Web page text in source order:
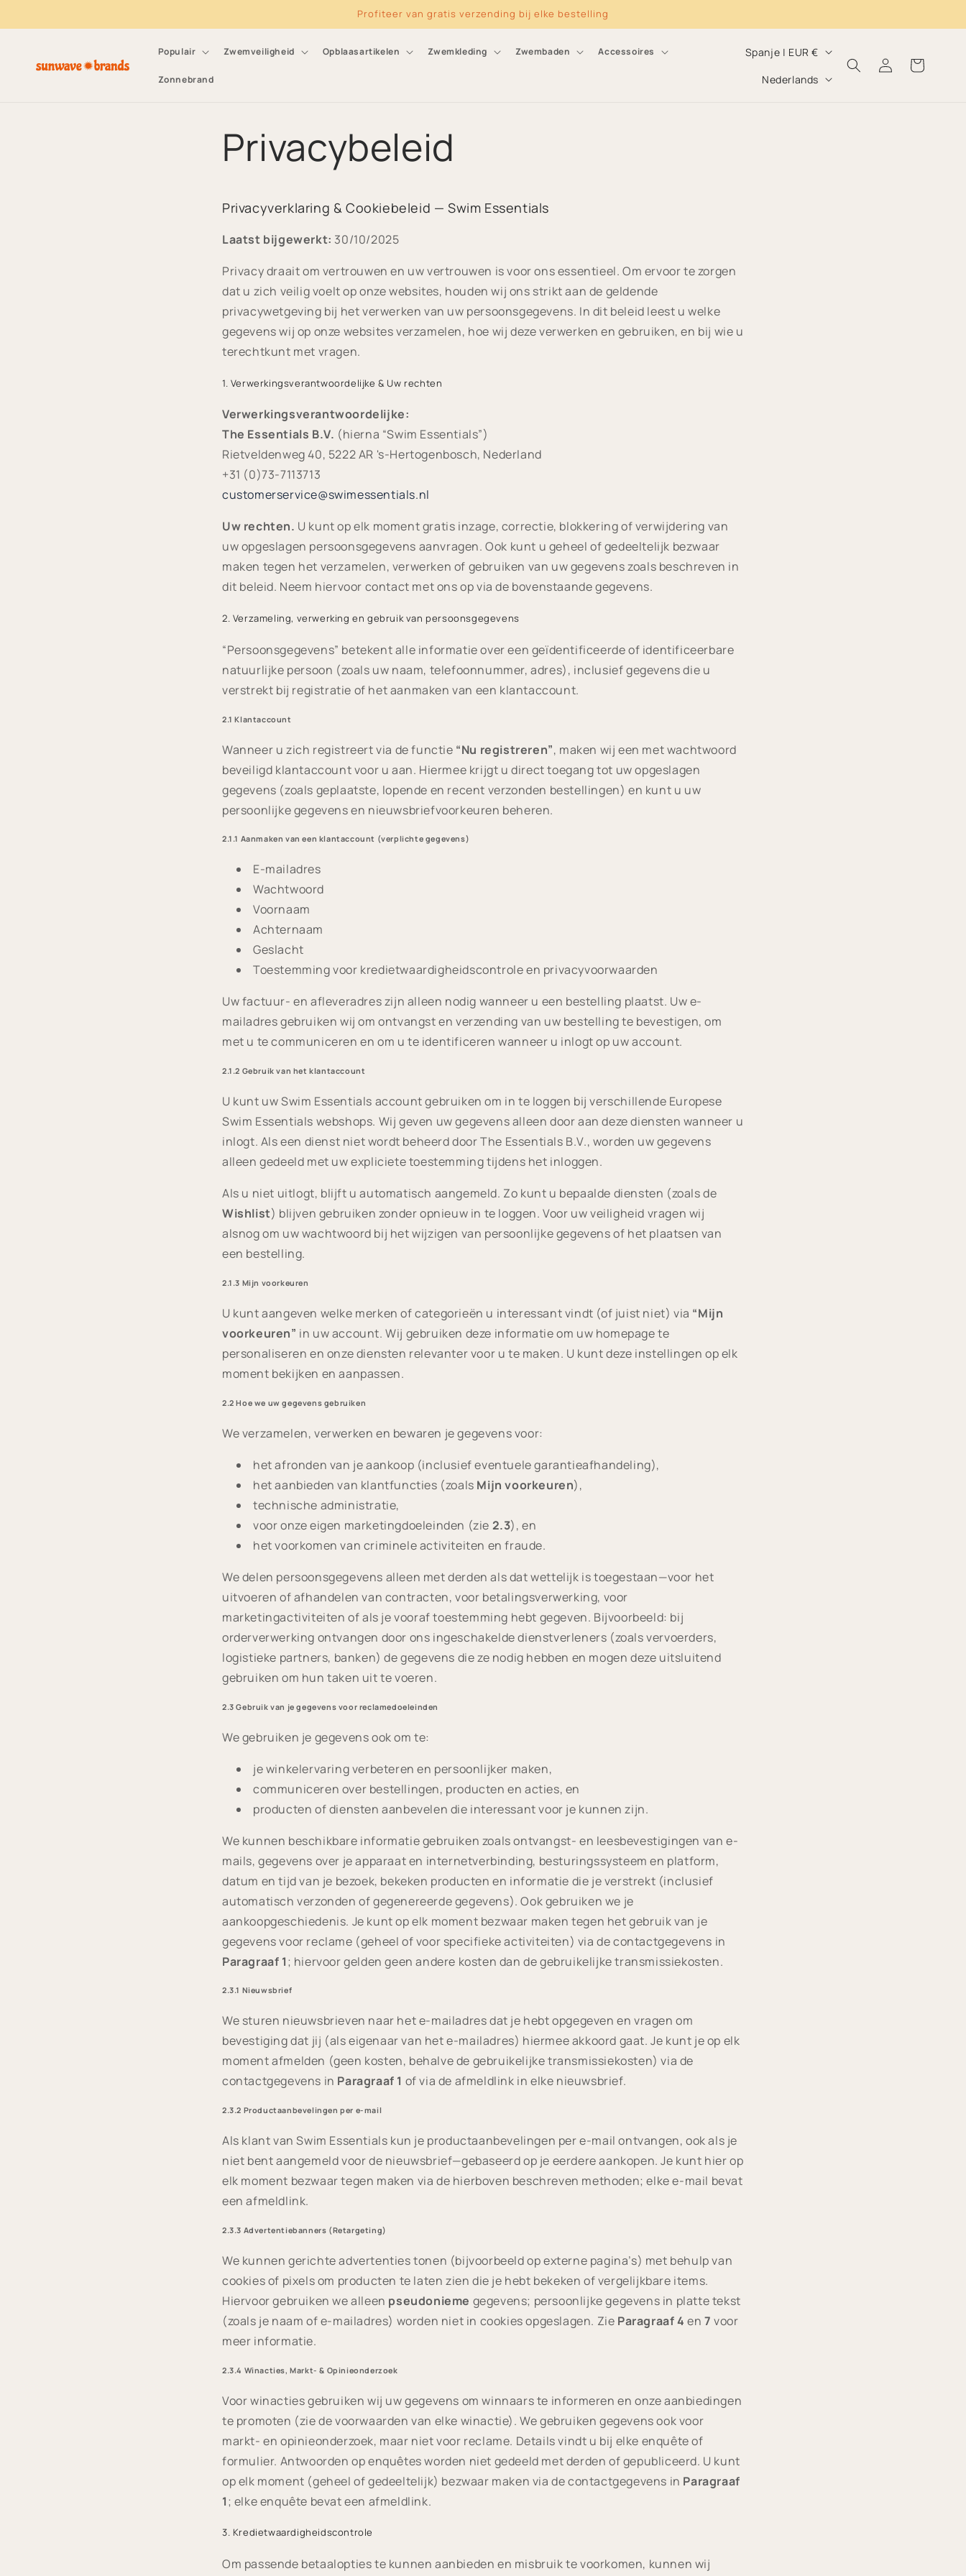
Profiteer van gratis verzending bij elke bestelling
Populair Zwemveiligheid Opblaasartikelen Zwemkleding Zwembaden Accessoires
Zonnebrand
Spanje | EUR €
TNederlands
Log
in
Winkelwagen
Privacybeleid
Privacyverklaring & Cookiebeleid — Swim Essentials
Laatst bijgewerkt: 30/10/2025
Privacy draait om vertrouwen en uw vertrouwen is voor ons essentieel. Om ervoor te zorgen
dat u zich veilig voelt op onze websites, houden wij ons strikt aan de geldende
privacywetgeving bij het verwerken van uw persoonsgegevens. In dit beleid leest u welke
gegevens wij op onze websites verzamelen, hoe wij deze verwerken en gebruiken, en bij wie u
terechtkunt met vragen.
1. Verwerkingsverantwoordelijke & Uw rechten
Verwerkingsverantwoordelijke:
The Essentials B.V. (hierna “Swim Essentials”)
Rietveldenweg 40, 5222 AR 's-Hertogenbosch, Nederland
+31 (0)73-7113713
customerservice@swimessentials.nl
Uw rechten. U kunt op elk moment gratis inzage, correctie, blokkering of verwijdering van
uw opgeslagen persoonsgegevens aanvragen. Ook kunt u geheel of gedeeltelijk bezwaar
maken tegen het verzamelen, verwerken of gebruiken van uw gegevens zoals beschreven in
dit beleid. Neem hiervoor contact met ons op via de bovenstaande gegevens.
2. Verzameling, verwerking en gebruik van persoonsgegevens
“Persoonsgegevens” betekent alle informatie over een geïdentificeerde of identificeerbare
natuurlijke persoon (zoals uw naam, telefoonnummer, adres), inclusief gegevens die u
verstrekt bij registratie of het aanmaken van een klantaccount.
2.1 Klantaccount
Wanneer u zich registreert via de functie “Nu registreren”, maken wij een met wachtwoord
beveiligd klantaccount voor u aan. Hiermee krijgt u direct toegang tot uw opgeslagen
gegevens (zoals geplaatste, lopende en recent verzonden bestellingen) en kunt u uw
persoonlijke gegevens en nieuwsbriefvoorkeuren beheren.
2.1.1 Aanmaken van een klantaccount (verplichte gegevens)
E-mailadres
Wachtwoord
Voornaam
Achternaam
Geslacht
Toestemming voor kredietwaardigheidscontrole en privacyvoorwaarden
Uw factuur- en afleveradres zijn alleen nodig wanneer u een bestelling plaatst. Uw e-
mailadres gebruiken wij om ontvangst en verzending van uw bestelling te bevestigen, om
met u te communiceren en om u te identificeren wanneer u inlogt op uw account.
2.1.2 Gebruik van het klantaccount
U kunt uw Swim Essentials account gebruiken om in te loggen bij verschillende Europese
Swim Essentials webshops. Wij geven uw gegevens alleen door aan deze diensten wanneer u
inlogt. Als een dienst niet wordt beheerd door The Essentials B.V., worden uw gegevens
alleen gedeeld met uw expliciete toestemming tijdens het inloggen.
Als u niet uitlogt, blijft u automatisch aangemeld. Zo kunt u bepaalde diensten (zoals de
Wishlist) blijven gebruiken zonder opnieuw in te loggen. Voor uw veiligheid vragen wij
alsnog om uw wachtwoord bij het wijzigen van persoonlijke gegevens of het plaatsen van
een bestelling.
2.1.3 Mijn voorkeuren
U kunt aangeven welke merken of categorieën u interessant vindt (of juist niet) via “Mijn
voorkeuren” in uw account. Wij gebruiken deze informatie om uw homepage te
personaliseren en onze diensten relevanter voor u te maken. U kunt deze instellingen op elk
moment bekijken en aanpassen.
2.2 Hoe we uw gegevens gebruiken
We verzamelen, verwerken en bewaren je gegevens voor:
het afronden van je aankoop (inclusief eventuele garantieafhandeling),
het aanbieden van klantfuncties (zoals Mijn voorkeuren),
technische administratie,
voor onze eigen marketingdoeleinden (zie 2.3), en
het voorkomen van criminele activiteiten en fraude.
We delen persoonsgegevens alleen met derden als dat wettelijk is toegestaan—voor het
uitvoeren of afhandelen van contracten, voor betalingsverwerking, voor
marketingactiviteiten of als je vooraf toestemming hebt gegeven. Bijvoorbeeld: bij
orderverwerking ontvangen door ons ingeschakelde dienstverleners (zoals vervoerders,
logistieke partners, banken) de gegevens die ze nodig hebben en mogen deze uitsluitend
gebruiken om hun taken uit te voeren.
2.3 Gebruik van je gegevens voor reclamedoeleinden
We gebruiken je gegevens ook om te:
je winkelervaring verbeteren en persoonlijker maken,
communiceren over bestellingen, producten en acties, en
producten of diensten aanbevelen die interessant voor je kunnen zijn.
We kunnen beschikbare informatie gebruiken zoals ontvangst- en leesbevestigingen van e-
mails, gegevens over je apparaat en internetverbinding, besturingssysteem en platform,
datum en tijd van je bezoek, bekeken producten en informatie die je verstrekt (inclusief
automatisch verzonden of gegenereerde gegevens). Ook gebruiken we je
aankoopgeschiedenis. Je kunt op elk moment bezwaar maken tegen het gebruik van je
gegevens voor reclame (geheel of voor specifieke activiteiten) via de contactgegevens in
Paragraaf 1; hiervoor gelden geen andere kosten dan de gebruikelijke transmissiekosten.
2.3.1 Nieuwsbrief
We sturen nieuwsbrieven naar het e-mailadres dat je hebt opgegeven en vragen om
bevestiging dat jij (als eigenaar van het e-mailadres) hiermee akkoord gaat. Je kunt je op elk
moment afmelden (geen kosten, behalve de gebruikelijke transmissiekosten) via de
contactgegevens in Paragraaf 1 of via de afmeldlink in elke nieuwsbrief.
2.3.2 Productaanbevelingen per e-mail
Als klant van Swim Essentials kun je productaanbevelingen per e-mail ontvangen, ook als je
niet bent aangemeld voor de nieuwsbrief—gebaseerd op je eerdere aankopen. Je kunt hier op
elk moment bezwaar tegen maken via de hierboven beschreven methoden; elke e-mail bevat
een afmeldlink.
2.3.3 Advertentiebanners (Retargeting)
We kunnen gerichte advertenties tonen (bijvoorbeeld op externe pagina’s) met behulp van
cookies of pixels om producten te laten zien die je hebt bekeken of vergelijkbare items.
Hiervoor gebruiken we alleen pseudonieme gegevens; persoonlijke gegevens in platte tekst
(zoals je naam of e-mailadres) worden niet in cookies opgeslagen. Zie Paragraaf 4 en7 voor
meer informatie.
2.3.4 Winacties, Markt- & Opinieonderzoek
Voor winacties gebruiken wij uw gegevens om winnaars te informeren en onze aanbiedingen
te promoten (zie de voorwaarden van elke winactie). We gebruiken gegevens ook voor
markt- en opinieonderzoek, maar niet voor reclame. Details vindt u bij elke enquête of
formulier. Antwoorden op enquêtes worden niet gedeeld met derden of gepubliceerd. U kunt
op elk moment (geheel of gedeeltelijk) bezwaar maken via de contactgegevens in Paragraaf
1; elke enquête bevat een afmeldlink.
3. Kredietwaardigheidscontrole
Om passende betaalopties te kunnen aanbieden en misbruik te voorkomen, kunnen wij